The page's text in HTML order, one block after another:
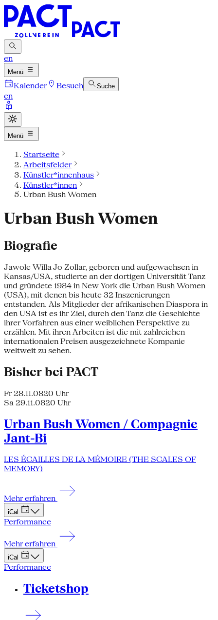
en
Menü
Kalender Besuch Suche
en
Menü
Startseite
Arbeitsfelder
Künstler*innenhaus
Künstler*innen
Urban Bush Women
Urban Bush Women
Biografie
Jawole Willa Jo Zollar, geboren und aufgewachsen in
Kansas/USA, studierte an der dortigen Universität Tanz
und gründete 1984 in New York die Urban Bush Women
(USA), mit denen bis heute 32 Inszenierungen
entstanden. Als Mitglieder der afrikanischen Diaspora in
den USA ist es ihr Ziel, durch den Tanz die Geschichte
ihrer Vorfahren aus einer weiblichen Perspektive zu
erzählen. Mit ihren Arbeiten ist die mit zahlreichen
internationalen Preisen ausgezeichnete Kompanie
weltweit zu sehen.
Bisher bei PACT
Fr 28.11.0820 Uhr
Sa 29.11.0820 Uhr
Urban Bush Women / Compagnie
Jant-Bi
LES ÉCAILLES DE LA MÉMOIRE (THE SCALES OF
MEMORY)
Mehr erfahren
iCal
Performance
Mehr erfahren
iCal
Performance
Ticketshop